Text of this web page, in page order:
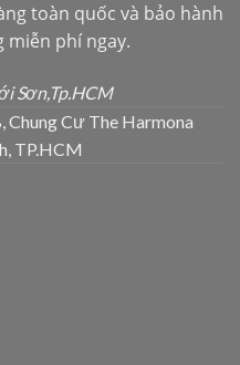
toàn quốc và bảo hành
miễn phí ngay.
Sơn,Tp.HCM
Chung Cư The Harmona
TP.HCM